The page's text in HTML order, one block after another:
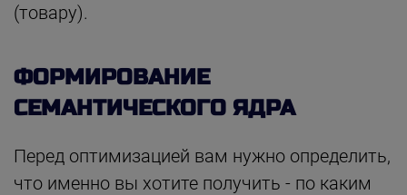
(товару).
ФОРМИРОВАНИЕ
СЕМАНТИЧЕСКОГО ЯДРА
Перед оптимизацией вам нужно определить,
что именно вы хотите получить - по каким